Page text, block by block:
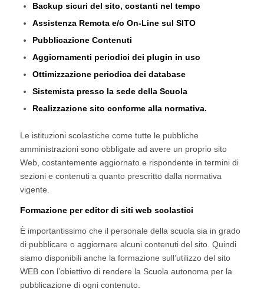
Backup sicuri del sito, costanti nel tempo
Assistenza Remota e/o On-Line sul SITO
Pubblicazione Contenuti
Aggiornamenti periodici dei plugin in uso
Ottimizzazione periodica dei database
Sistemista presso la sede della Scuola
Realizzazione sito conforme alla normativa.
Le istituzioni scolastiche come tutte le pubbliche
amministrazioni sono obbligate ad avere un proprio sito
Web, costantemente aggiornato e rispondente in termini di
sezioni e contenuti a quanto prescritto dalla normativa
vigente.
Formazione per editor di siti web scolastici
È importantissimo che il personale della scuola sia in grado
di pubblicare o aggiornare alcuni contenuti del sito. Quindi
siamo disponibili anche la formazione sull’utilizzo del sito
WEB con l’obiettivo di rendere la Scuola autonoma per la
pubblicazione di ogni contenuto.